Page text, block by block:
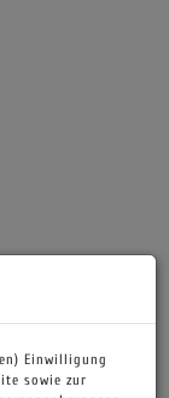
Einwilligung
sowie zur